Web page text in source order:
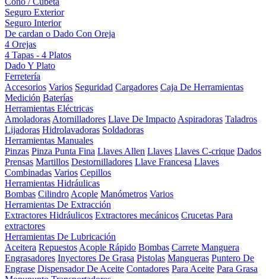
Seguro Exterior
Seguro Interior
De cardan o Dado Con Oreja
4 Orejas
4 Tapas - 4 Platos
Dado Y Plato
Ferretería
Accesorios Varios Seguridad Cargadores Caja De Herramientas
Medición Baterías
Herramientas Eléctricas
Amoladoras Atornilladores Llave De Impacto Aspiradoras Taladros
Lijadoras Hidrolavadoras Soldadoras
Herramientas Manuales
Pinzas Pinza Punta Fina Llaves Allen Llaves Llaves C-crique Dados
Prensas Martillos Destornilladores Llave Francesa Llaves
Combinadas Varios Cepillos
Herramientas Hidráulicas
Bombas Cilindro Acople Manómetros Varios
Herramientas De Extracción
Extractores Hidráulicos Extractores mecánicos Crucetas Para
extractores
Herramientas De Lubricación
Aceitera Repuestos Acople Rápido Bombas Carrete Manguera
Engrasadores Inyectores De Grasa Pistolas Mangueras Puntero De
Engrase Dispensador De Aceite Contadores Para Aceite Para Grasa